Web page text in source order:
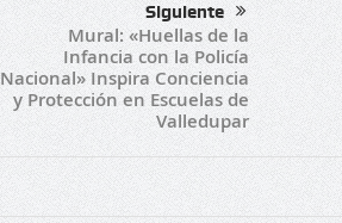
Siguiente
Mural: «Huellas de la
Infancia con la Policía
Nacional» Inspira Conciencia
y Protección en Escuelas de
Valledupar